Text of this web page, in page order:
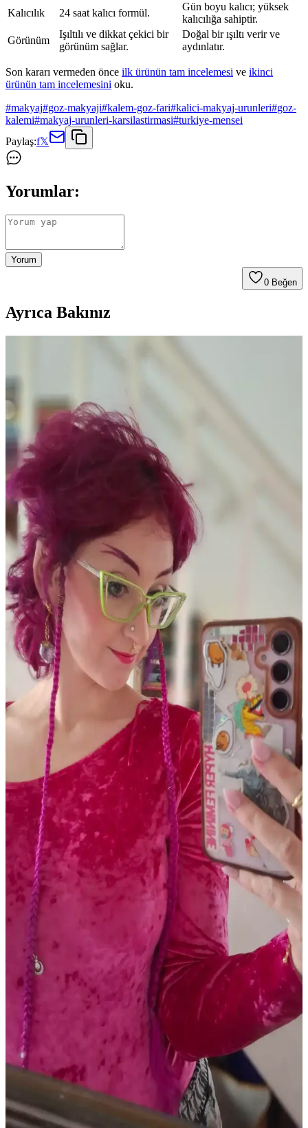
Kalıcılık
24 saat kalıcı formül.
Gün boyu kalıcı; yüksek
kalıcılığa sahiptir.
Görünüm
Işıltılı ve dikkat çekici bir
görünüm sağlar.
Doğal bir ışıltı verir ve
aydınlatır.
Son kararı vermeden önce ilk ürünün tam incelemesi ve ikinci
ürünün tam incelemesini oku.
#makyaj#goz-makyaji#kalem-goz-fari#kalici-makyaj-urunleri#goz-
kalemi#makyaj-urunleri-karsilastirmasi#turkiye-mensei
Paylaş:f𝕏
Yorumlar:
Yorum
0 Beğen
Ayrıca Bakınız
Yaşlanma ile makyajın kırışıklıklara dolması kuru ciltlerde daha
belirgindir. Doğru nemlendirme, uygun ürün seçimi ve minimal
uygulama teknikleriyle bu sorun azaltılabilir.
Kuru Ciltlerde Makyaj Problemleri ve Çözüm
Yöntemleri: hEDS ve Cilt Bariyeri
Kuru cilt ve hEDS gibi durumlarda makyajın topaklanması ve
çizgilenmesi sorunları, doğru ürün seçimi ve cilt bakım teknikleriyle
önlenebilir. Nemlendirme ve uygun uygulama önemlidir.
Güncel Eyeliner Trendleri ve Popüler Ürünlerin Göz
Makyajındaki Rolü
Eyeliner trendleri, yoğun çizgilerden uzaklaşıp doğal ve yumuşak
görünüme yöneliyor. Jel ve kalem eyelinerlar, kahverengi tonlar ve
göz farı uygulamaları ön planda. Popüler markalar ve teknikler
makyajda fark yaratıyor.
PCOS Kaynaklı Çene Tüyleri ve Cilt Sorunları:
Tedavi ve Bakım Yöntemleri
Polikistik Over Sendromu (PCOS) nedeniyle çene bölgesinde
oluşan kalın tüyler, batık kıllar ve cilt lekeleri için elektroloji, lazer
epilasyon ve uygun cilt bakımı yöntemleri detaylı şekilde ele
alınmaktadır.
Gothik Makyajda Siyah ve Koyu Kırmızı Dışında
Ruj Kullanımı: Killstar Coven Psychic Poem Örneği
Gothik makyajda klasik siyah ve koyu kırmızı rujların dışında
Killstar Coven'in Psychic Poem soğuk pembe tonu, göz makyajını
ön plana çıkaran alternatif bir stil sunuyor.
Soğuk Alt Tonlu Açık Tenliler İçin Günlük Dudak
Renkleri ve Uygun Ürün Önerileri
Soğuk alt tonlu açık tenliler için pembe, mauve ve nude tonlarında
doğal dudak renkleri ve uygun ürünler detaylıca inceleniyor. Günlük
kullanımda tercih edilen lip balmlar, rujlar ve glosslar ele alınıyor.
Dijital Kameralarla Işıltılı Makyajın Fotoğraflarda
Canlı ve Parlak Görünmesi
Dijital kameralar, metalik ve ışıltılı makyaj ürünlerinin yansımalarını
yüksek çözünürlükte yakalayarak makyajın fotoğraflarda canlı ve
parlak görünmesini sağlar. Doğru ürün seçimi ve ışıklandırma
önemlidir.
Mat Ruj Kullanarak Kaşlarda Canlı Renk ve
Yaratıcı Şekillendirme Teknikleri
Mat rujlar, kaşlarda canlı renkler ve doğal görünüm sağlar. Pudra ile
sabitleme, kalıcılığı artırır. Kuyruk kısmı şekillendirme gibi yaratıcı
tekniklerle kişisel ifade güçlenir.